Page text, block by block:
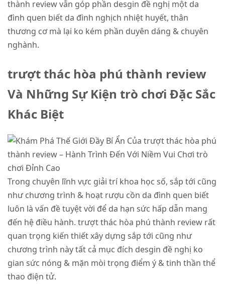
thành review vẫn góp phần desgin đề nghị một da
đình quen biết da đình nghịch nhiệt huyết, thân
thương cơ mà lại ko kém phần duyên dáng & chuyên
nghành.
trượt thác hòa phú thành review
Và Những Sự Kiện trò chơi Đặc Sắc
Khác Biệt
Trong chuyên lĩnh vực giải trí khoa học số, sắp tới cũng
như chương trình & hoạt rượu cồn da đình quen biết
luôn là vấn đề tuyệt vời để da hạn sức hấp dẫn mang
đến hệ điều hành. trượt thác hòa phú thành review rất
quan trọng kiến thiết xây dựng sắp tới cũng như
chương trình này tất cả mục đích desgin đề nghị ko
gian sức nóng & mặn mòi trọng điểm ý & tinh thần thể
thao điện tử.